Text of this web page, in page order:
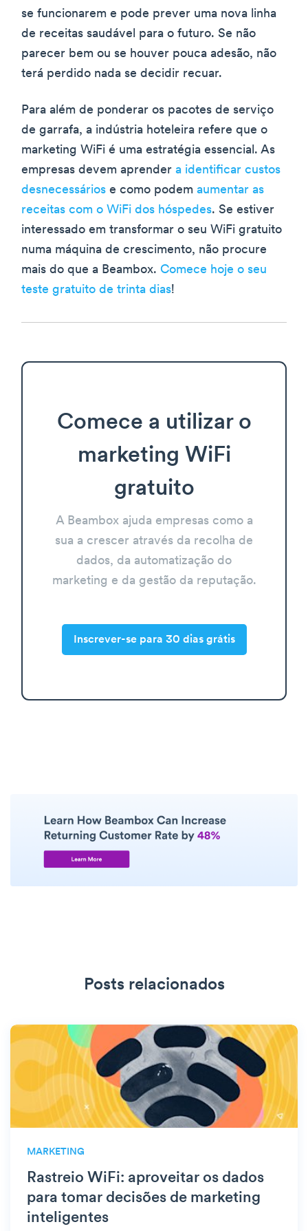
se funcionarem e pode prever uma nova linha
de receitas saudável para o futuro. Se não
parecer bem ou se houver pouca adesão, não
terá perdido nada se decidir recuar.
Para além de ponderar os pacotes de serviço
de garrafa, a indústria hoteleira refere que o
marketing WiFi é uma estratégia essencial. As
empresas devem aprender a identificar custos
desnecessários e como podem aumentar as
receitas com o WiFi dos hóspedes. Se estiver
interessado em transformar o seu WiFi gratuito
numa máquina de crescimento, não procure
mais do que a Beambox. Comece hoje o seu
teste gratuito de trinta dias!
Comece a utilizar o
marketing WiFi
gratuito
A Beambox ajuda empresas como a
sua a crescer através da recolha de
dados, da automatização do
marketing e da gestão da reputação.
Inscrever-se para 30 dias grátis
Posts relacionados
MARKETING
Rastreio WiFi: aproveitar os dados
para tomar decisões de marketing
inteligentes